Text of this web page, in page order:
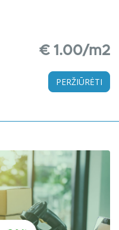
€ 1.00/m2
PERŽIŪRĖTI